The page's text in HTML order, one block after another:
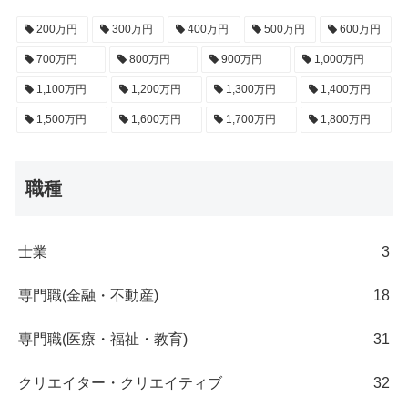
200万円 300万円 400万円 500万円 600万円
700万円 800万円 900万円 1,000万円
1,100万円 1,200万円 1,300万円 1,400万円
1,500万円 1,600万円 1,700万円 1,800万円
職種
士業 3
専門職(金融・不動産) 18
専門職(医療・福祉・教育) 31
クリエイター・クリエイティブ 32